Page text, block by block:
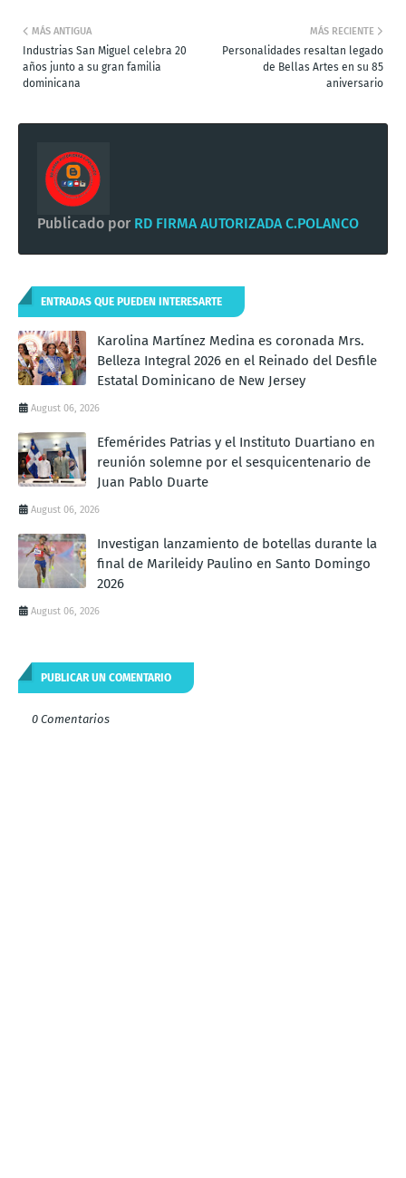
MÁS RECIENTE
Personalidades resaltan legado
de Bellas Artes en su 85
aniversario
MÁS ANTIGUA
Industrias San Miguel celebra 20
años junto a su gran familia
dominicana
Publicado por RD FIRMA AUTORIZADA C.POLANCO
ENTRADAS QUE PUEDEN INTERESARTE
Karolina Martínez Medina es coronada Mrs.
Belleza Integral 2026 en el Reinado del Desfile
Estatal Dominicano de New Jersey
August 06, 2026
Efemérides Patrias y el Instituto Duartiano en
reunión solemne por el sesquicentenario de
Juan Pablo Duarte
August 06, 2026
Investigan lanzamiento de botellas durante la
final de Marileidy Paulino en Santo Domingo
2026
August 06, 2026
PUBLICAR UN COMENTARIO
0 Comentarios